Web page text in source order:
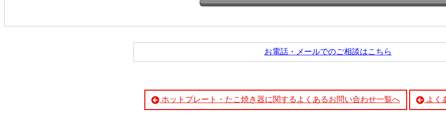
お電話・メールでのご相談はこちら
ホットプレート・たこ焼き器に関するよくあるお問い合わせ一覧へ よく